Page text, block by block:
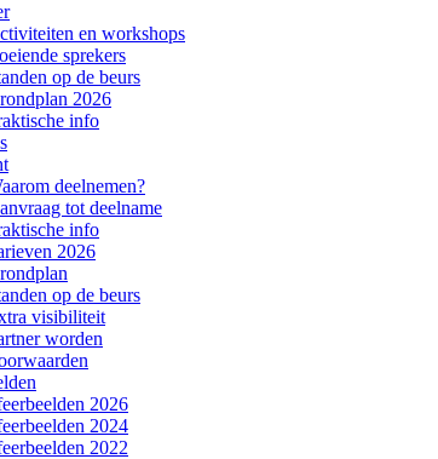
en workshops
sprekers
op de beurs
2026
info
deelnemen?
tot deelname
info
2026
op de beurs
visibiliteit
worden
2026
2024
2022